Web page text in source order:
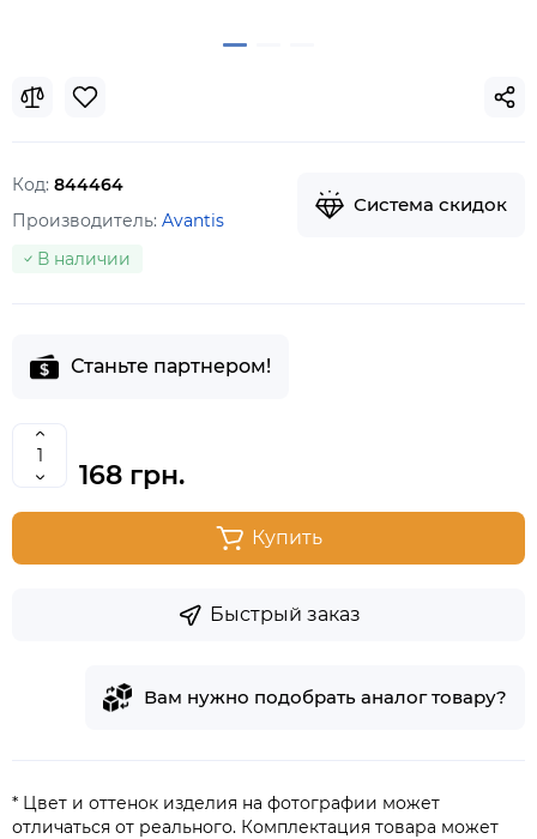
Код: 844464
Производитель: Avantis
В наличии
Система скидок
Станьте партнером!
168 грн.
Купить
Быстрый заказ
Вам нужно подобрать аналог товару?
* Цвет и оттенок изделия на фотографии может
отличаться от реального. Комплектация товара может